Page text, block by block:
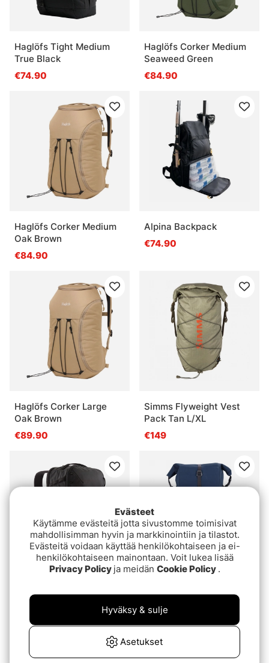
Haglöfs Tight Medium
True Black
€74.90
Haglöfs Corker Medium
Seaweed Green
€84.90
Haglöfs Corker Medium
Oak Brown
€84.90
Alpina Backpack
€74.90
Haglöfs Corker Large
Oak Brown
€89.90
Simms Flyweight Vest
Pack Tan L/XL
€149
Mini MLC BOB
Backpack Midnight
€219.90
Evästeet
Käytämme evästeitä jotta sivustomme toimisivat
mahdollisimman hyvin ja markkinointiin ja tilastot.
Evästeitä voidaan käyttää henkilökohtaiseen ja ei-
henkilökohtaiseen mainontaan. Voit lukea lisää
Privacy Policy ja meidän Cookie Policy .
Asetukset
Hyväksy & sulje